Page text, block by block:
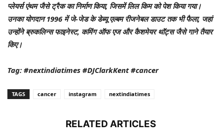
प्लेयर्स एंथम जैसे ट्रैक का निर्माण किया, जिसमें लिल किम को पेश किया गया।
उनका योगदान 1996 में जे-जेड के डेब्यू एल्बम रीजनेबल डाउट तक भी फैला, जहां
उन्होंने ब्रुकलिन्स फाइनेस्ट, कमिंग ऑफ एज और कैशमेयर थॉट्स जैसे गाने तैयार
किए।
Tag: #nextindiatimes #DJClarkKent #cancer
TAGS cancer instagram nextindiatimes
RELATED ARTICLES